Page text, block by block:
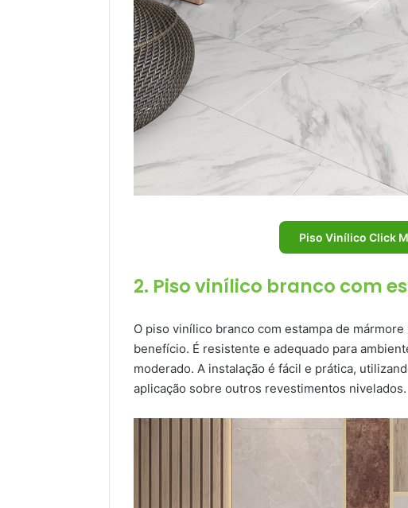
Piso Vinílico Click
2. Piso vinílico branco com
O piso vinílico branco com estampa de
benefício. É resistente e adequado para
moderado. A instalação é fácil e prática,
aplicação sobre outros revestimentos nivelados.